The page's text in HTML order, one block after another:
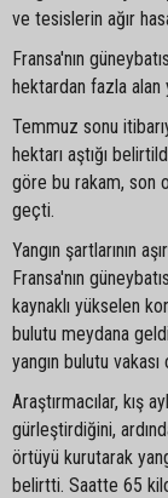
ve tesislerin ağır
Fransa'nın
hektardan fazla alan
Temmuz sonu
hektarı aştığı
göre bu rakam, son
geçti.
Yangın şartlarının
Fransa'nın
kaynaklı yükselen
bulutu meydana
yangın bulutu
Araştırmacılar, kış
gürleştirdiğini,
örtüyü kurutarak
belirtti. Saatte 65